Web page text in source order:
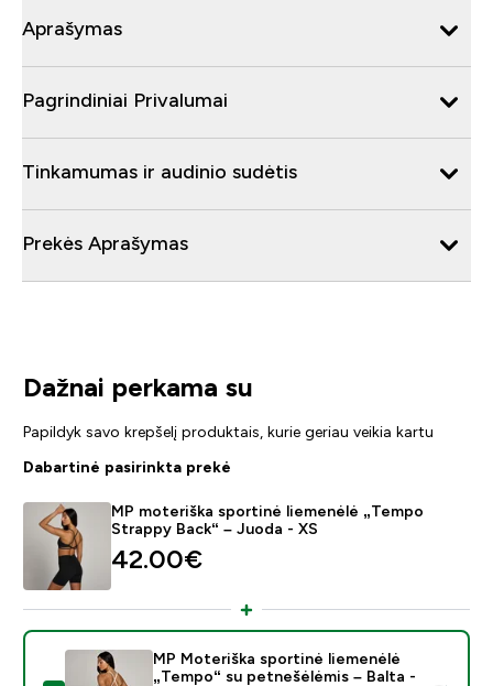
Aprašymas
Pagrindiniai Privalumai
Tinkamumas ir audinio sudėtis
Prekės Aprašymas
Dažnai perkama su
Papildyk savo krepšelį produktais, kurie geriau veikia kartu
Dabartinė pasirinkta prekė
MP moteriška sportinė liemenėlė „Tempo
Strappy Back“ – Juoda - XS
42.00€‎
MP Moteriška sportinė liemenėlė
„Tempo“ su petnešėlėmis – Balta -